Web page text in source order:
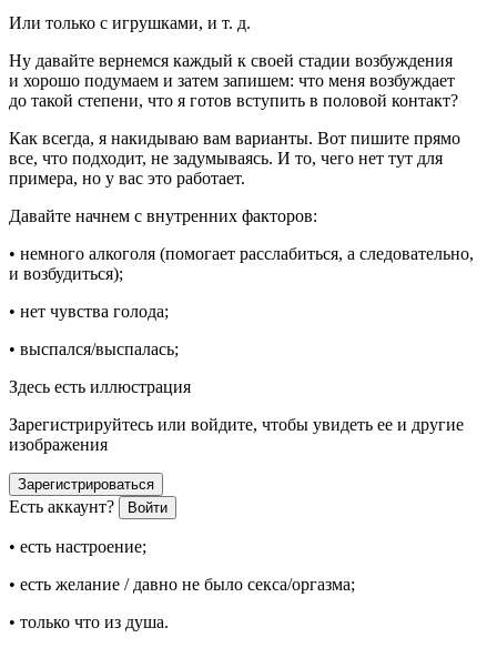
Или только с игрушками, и т. д.
Ну давайте вернемся каждый к своей стадии возбуждения
и хорошо подумаем и затем запишем: что меня возбуждает
до такой степени, что я готов вступить в половой контакт?
Как всегда, я накидываю вам варианты. Вот пишите прямо
все, что подходит, не задумываясь. И то, чего нет тут для
примера, но у вас это работает.
Давайте начнем с внутренних факторов:
• немного алкоголя (помогает расслабиться, а следовательно,
и возбудиться);
• нет чувства голода;
• выспался/выспалась;
Здесь есть иллюстрация
Зарегистрируйтесь или войдите, чтобы увидеть ее и другие
изображения
Зарегистрироваться
Есть аккаунт? Войти
• есть настроение;
• есть желание / давно не было секса/оргазма;
• только что из душа.